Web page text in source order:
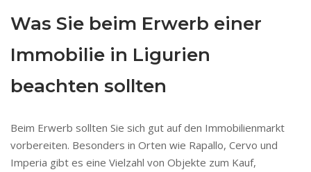
Was Sie beim Erwerb einer
Immobilie in Ligurien
beachten sollten
Beim Erwerb sollten Sie sich gut auf den Immobilienmarkt
vorbereiten. Besonders in Orten wie Rapallo, Cervo und
Imperia gibt es eine Vielzahl von Objekte zum Kauf,